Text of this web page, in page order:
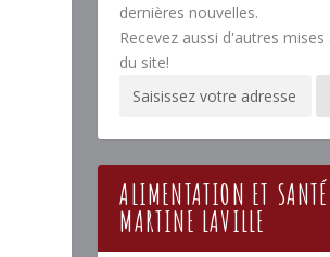
dernières nouvelles.
Recevez aussi d'autres
du site!
ALIMENTATION ET
MARTINE LAVILLE